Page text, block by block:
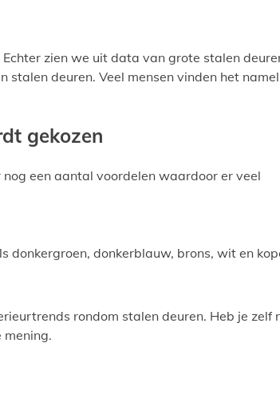
zien we uit data van grote stalen
deuren. Veel mensen vinden het
gekozen
een aantal voordelen waardoor er veel
donkergroen, donkerblauw, brons, wit en
rondom stalen deuren. Heb je zelf